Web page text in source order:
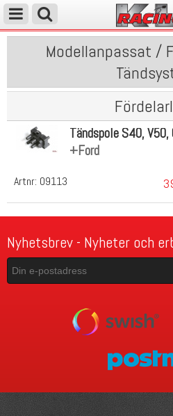
Modellanpassat /
Artnr: 09113
Tändspole S40,
+Ford
Nyhetsbrev - Nyheter och